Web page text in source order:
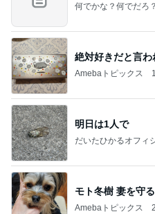
何でかな？何でだろ？
絶対好きだと言
Amebaトピックス
明日は1人で
だいたひかるオフィ
モト冬樹 妻を守
Amebaトピックス